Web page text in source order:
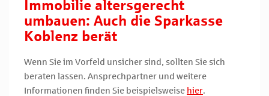
Immobilie altersgerecht
umbauen: Auch die Sparkasse
Koblenz berät
Wenn Sie im Vorfeld unsicher sind, sollten Sie sich
beraten lassen. Ansprechpartner und weitere
Informationen finden Sie beispielsweise hier.